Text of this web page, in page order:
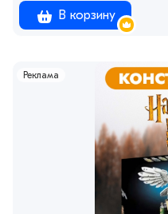
В корзину
Реклама